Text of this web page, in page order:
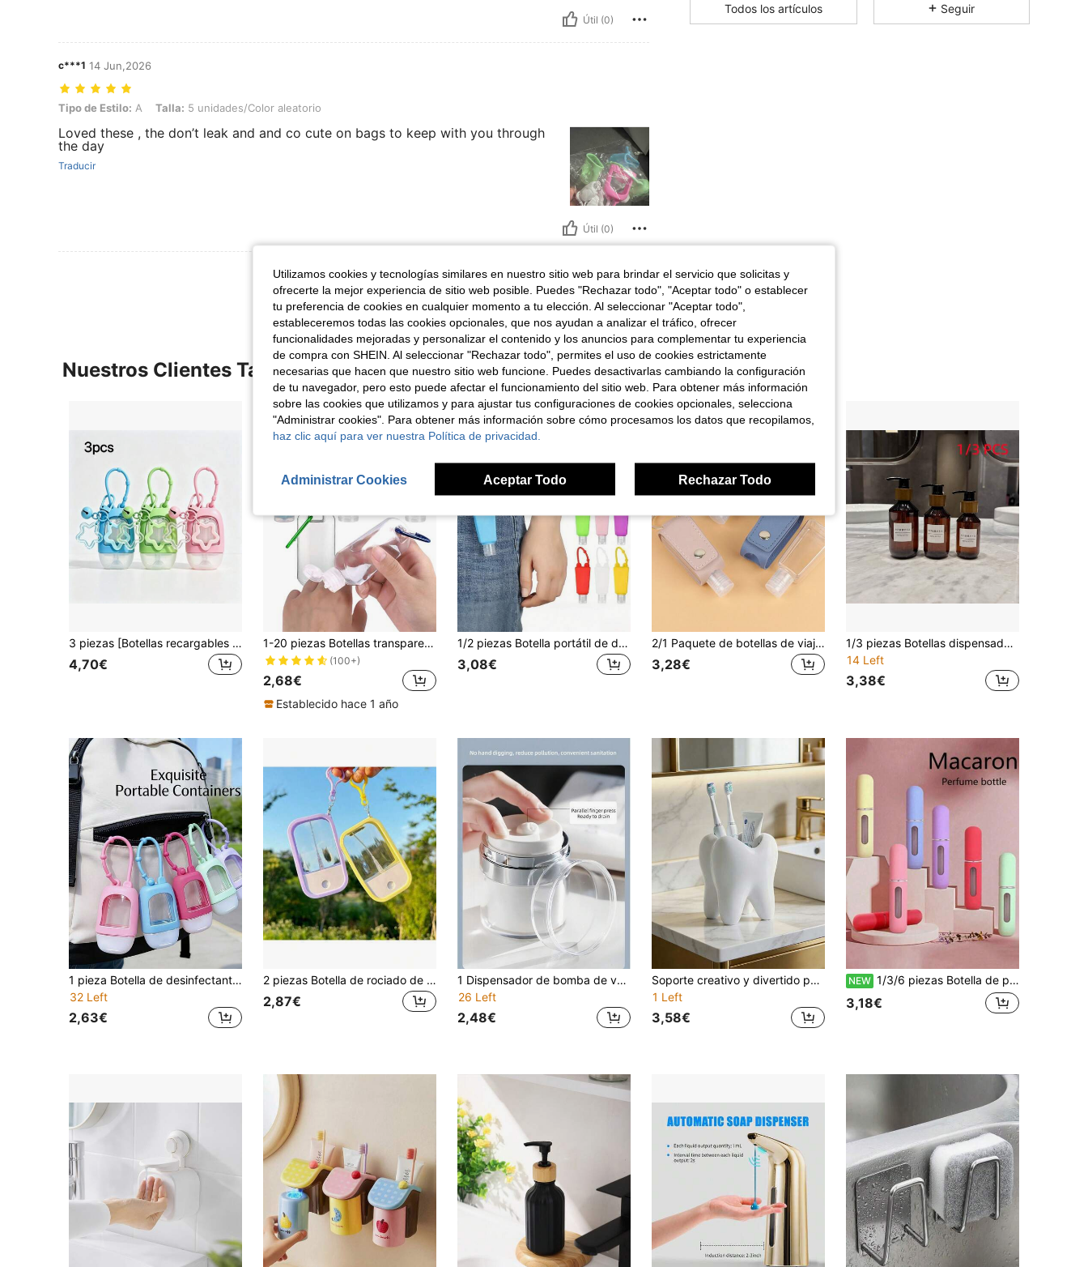
Útil (0)
c***1 14 Jun,2026
Tipo de Estilo: A, Talla: 5 unidades/Color aleatorio
Tipo de Estilo: A Talla: 5 unidades/Color aleatorio
Loved these , the don’t leak and and co cute on bags to keep with you through
the day
Traducir
Útil (0)
Ver Más Reseñas
Todos los artículos Seguir
Nuestros Clientes También Vieron
3 piezas [Botellas recargables para apretar] Botellas portátiles pequeñas de desinfectante de manos con funda de silicona, llavero y colgante de estrella, diseño a prueba de fugas, reutilizables para jabón, loción y talla grande, botellas de lavado de manos de tamaño de viaje, con funda de silicona de colores y llavero, adecuadas para oficina, gimnasio, viajes y escuela
4,70€
1-20 piezas Botellas transparentes de 50ml (1.7oz) con tapa abatible, tamaño de viaje compacto, adecuadas para desinfectante de manos, champú, gel de baño, loción, decoración del baño del hogar, otoño, vuelta al colegio
(100+)
2,68€
Establecido hace 1 año
1/2 piezas Botella portátil de desinfectante de manos, soporte de botella de desinfectante de manos de tamaño de viaje con funda de silicona colorida y llavero, a prueba de fugas, diseño compacto, adecuado para oficina, viaje y escuela
3,08€
2/1 Paquete de botellas de viaje rellenables, botellas recargables de 30ml con bomba y tapa abatible, estuches para desinfectante de manos sin enjuague, adecuados para excursionismo y actividades al aire libre
3,28€
1/3 piezas Botellas dispensadoras de loción de hombro inclinado transparente marrón de 100/150/200ml, botellas vacías de plástico con bomba para champú, gel de baño, acondicionador, limpiador facial, loción corporal, recargables para viaje y muestras de hotel
14 Left
3,38€
1 pieza Botella de desinfectante de manos sin alcohol con estuche protector y llavero, Body de plástico transparente, tapa abatible, recargable, apta para transportar líquidos de viaje, tónico, loción, etc.
32 Left
2,63€
2 piezas Botella de rociado de alta presión portátil, dispensador de tarjetas simple y lindo de varios colores, estuche protector de silicona de dopamina, botella de viaje de bolsillo para almacenamiento de desinfectante de manos con rocío fino, botella de perfume dividida mini, 50ml decoración para el hogar y el baño para la escuela y viajes
2,87€
1 Dispensador de bomba de vacío, Dispensador de crema cosmética de vacío, Botella de bomba de presión portátil, Para loción, cara, Body, crema de manos, protector solar, limpieza higiénica, Botella de dispensación de viaje, Esenciales de viaje, Viaje, Esencial de vacaciones, Accesorios de baño
26 Left
2,48€
Soporte creativo y divertido para cepillos de dientes, taza con forma de diente grande de color blanco para almacenar cepillos de dientes, contenedor decorativo de cerámica para escritorio para guardar cepillo de dientes, pasta de dientes, maceta, jarrón, artículos de baño. Ideal para la decoración del baño en la temporada de regreso a clases.
1 Left
3,58€
NEW 1/3/6 piezas Botella de perfume portátil recargable, botella rociadora de tamaño de viaje de 5ml que se puede usar dos veces, botella de perfume portátil estilo macaron, contenedor de muestra (color aleatorio)
3,18€
Utilizamos cookies y tecnologías similares en nuestro sitio web para brindar el servicio que solicitas y
ofrecerte la mejor experiencia de sitio web posible. Puedes "Rechazar todo", "Aceptar todo" o establecer
tu preferencia de cookies en cualquier momento a tu elección. Al seleccionar "Aceptar todo",
estableceremos todas las cookies opcionales, que nos ayudan a analizar el tráfico, ofrecer
funcionalidades mejoradas y personalizar el contenido y los anuncios para complementar tu experiencia
de compra con SHEIN. Al seleccionar "Rechazar todo", permites el uso de cookies estrictamente
necesarias que hacen que nuestro sitio web funcione. Puedes desactivarlas cambiando la configuración
de tu navegador, pero esto puede afectar el funcionamiento del sitio web. Para obtener más información
sobre las cookies que utilizamos y para ajustar tus configuraciones de cookies opcionales, selecciona
"Administrar cookies". Para obtener más información sobre cómo procesamos los datos que recopilamos,
haz clic aquí para ver nuestra Política de privacidad.
Administrar Cookies Aceptar Todo Rechazar Todo